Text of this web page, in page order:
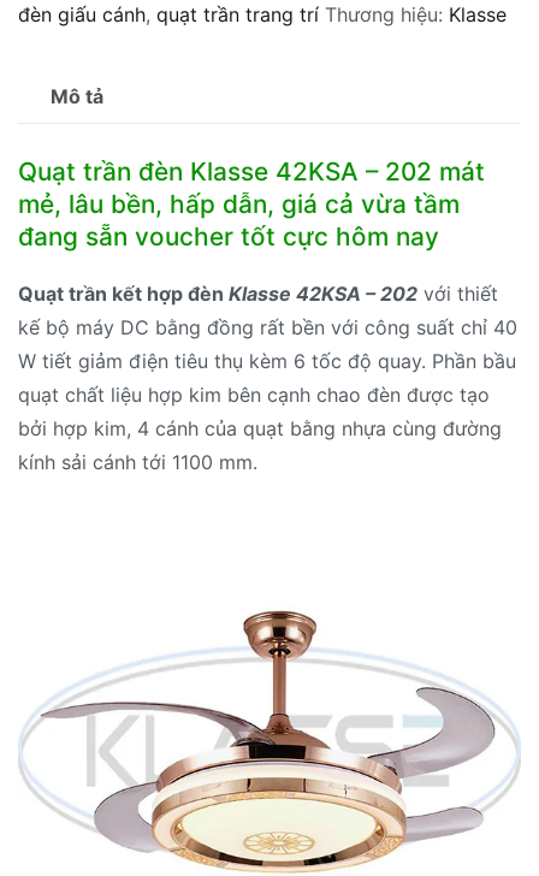
lượng
đèn giấu cánh, quạt trần trang trí Thương hiệu: Klasse
Mô tả
Quạt trần đèn Klasse 42KSA – 202 mát
mẻ, lâu bền, hấp dẫn, giá cả vừa tầm
đang sẵn voucher tốt cực hôm nay
Quạt trần kết hợp đèn Klasse 42KSA – 202 với thiết
kế bộ máy DC bằng đồng rất bền với công suất chỉ 40
W tiết giảm điện tiêu thụ kèm 6 tốc độ quay. Phần bầu
quạt chất liệu hợp kim bên cạnh chao đèn được tạo
bởi hợp kim, 4 cánh của quạt bằng nhựa cùng đường
kính sải cánh tới 1100 mm.